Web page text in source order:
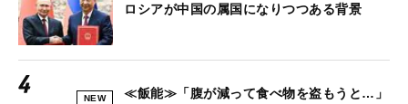
ロシアが中国の属国になりつつある背景
NEW
≪飯能≫「腹が減って食べ物を盗もうと…」